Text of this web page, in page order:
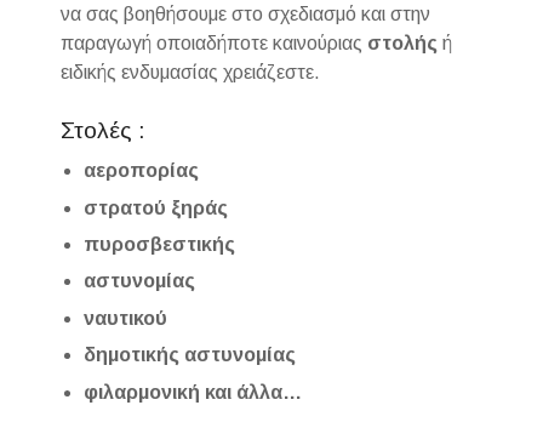
να σας βοηθήσουμε στο σχεδιασμό και στην
παραγωγή οποιαδήποτε καινούριας στολής ή
ειδικής ενδυμασίας χρειάζεστε.
Στολές :
αεροπορίας
στρατού ξηράς
πυροσβεστικής
αστυνομίας
ναυτικού
δημοτικής αστυνομίας
φιλαρμονική και άλλα…